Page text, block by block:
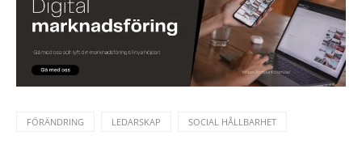
FÖRÄNDRING LEDARSKAP SOCIAL HÅLLBARHET